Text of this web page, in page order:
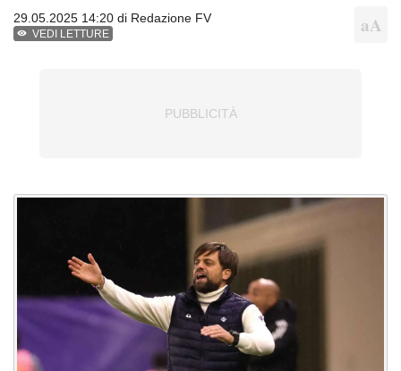
29.05.2025 14:20 di Redazione FV
VEDI LETTURE